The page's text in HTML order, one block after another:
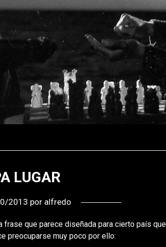
LUGAR
2013 por alfredo
frase que parece diseñada para cierto país
preocuparse muy poco por ello: